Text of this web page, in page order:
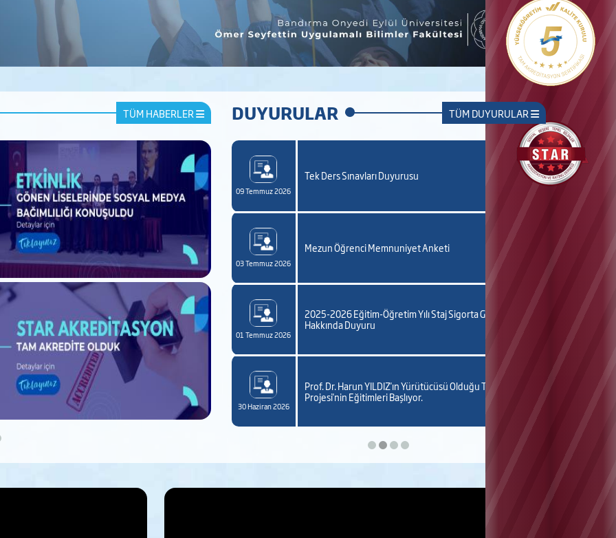
TÜM HABERLER TÜM DUYURULAR
DUYURULAR
2026 Eğitim-Öğretim Yılı Azami Süresini Dolduran
Sınav Takvimi
2027 Eğitim-Öğretim Yılı Güz Dönemi Yatay Geçiş
2026 Eğitim-Öğretim Yılı Bahar Dönemi Sonunda
Süresini Dolduran Önlisans ve Lisans Programlarına
Öğrencilere Verilecek Ek Sınav ve Süreler İle İlgili
2026 Eğitim-Öğretim Yılı Bahar Dönemi Tek Ders
Girecek Öğrenciler ve Sınav Programı
09 Temmuz 2026
Tek Ders Sınavları Duyurusu
03 Temmuz 2026
Mezun Öğrenci Memnuniyet Anketi
01 Temmuz 2026
2025-2026 Eğitim-Öğretim Yılı Staj Sigorta Giriş Belgeleri
Hakkında Duyuru
30 Haziran 2026
Prof. Dr. Harun YILDIZ'ın Yürütücüsü Olduğu TÜBİTAK
Projesi'nin Eğitimleri Başlıyor.